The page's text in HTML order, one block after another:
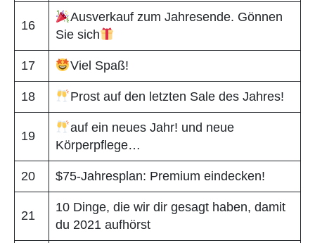
16
Ausverkauf zum Jahresende. Gönnen
Sie sich
17 Viel Spaß!
18 Prost auf den letzten Sale des Jahres!
19
auf ein neues Jahr! und neue
Körperpflege…
20 $75-Jahresplan: Premium eindecken!
21
10 Dinge, die wir dir gesagt haben, damit
du 2021 aufhörst